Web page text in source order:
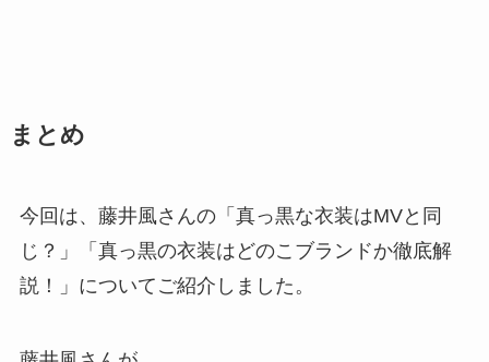
まとめ
今回は、藤井風さんの「真っ黒な衣装はMVと同
じ？」「真っ黒の衣装はどのこブランドか徹底解
説！」についてご紹介しました。